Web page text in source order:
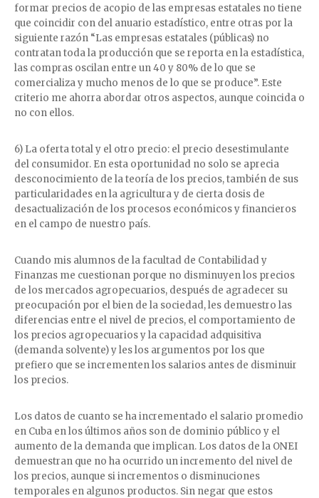
formar precios de acopio de las empresas estatales no tiene
que coincidir con del anuario estadístico, entre otras por la
siguiente razón “Las empresas estatales (públicas) no
contratan toda la producción que se reporta en la estadística,
las compras oscilan entre un 40 y 80% de lo que se
comercializa y mucho menos de lo que se produce”. Este
criterio me ahorra abordar otros aspectos, aunque coincida o
no con ellos.
6) La oferta total y el otro precio: el precio desestimulante
del consumidor. En esta oportunidad no solo se aprecia
desconocimiento de la teoría de los precios, también de sus
particularidades en la agricultura y de cierta dosis de
desactualización de los procesos económicos y financieros
en el campo de nuestro país.
Cuando mis alumnos de la facultad de Contabilidad y
Finanzas me cuestionan porque no disminuyen los precios
de los mercados agropecuarios, después de agradecer su
preocupación por el bien de la sociedad, les demuestro las
diferencias entre el nivel de precios, el comportamiento de
los precios agropecuarios y la capacidad adquisitiva
(demanda solvente) y les los argumentos por los que
prefiero que se incrementen los salarios antes de disminuir
los precios.
Los datos de cuanto se ha incrementado el salario promedio
en Cuba en los últimos años son de dominio público y el
aumento de la demanda que implican. Los datos de la ONEI
demuestran que no ha ocurrido un incremento del nivel de
los precios, aunque si incrementos o disminuciones
temporales en algunos productos. Sin negar que estos